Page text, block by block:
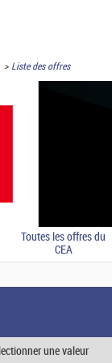
Liste des offres
Toutes les offres du
CEA